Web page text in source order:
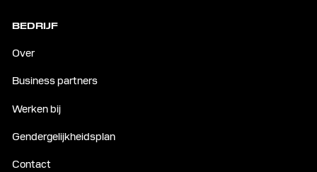
BEDRIJF
Over
Business partners
Werken bij
Gendergelijkheidsplan
Contact